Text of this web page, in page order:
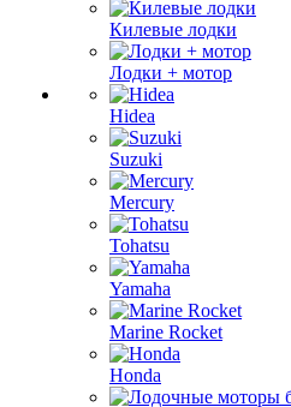
Килевые лодки
Лодки + мотор
Hidea
Suzuki
Mercury
Tohatsu
Yamaha
Marine Rocket
Honda